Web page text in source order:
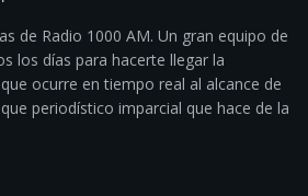
de Radio 1000 AM. Un gran equipo de
los días para hacerte llegar la
ocurre en tiempo real al alcance de
periodístico imparcial que hace de la